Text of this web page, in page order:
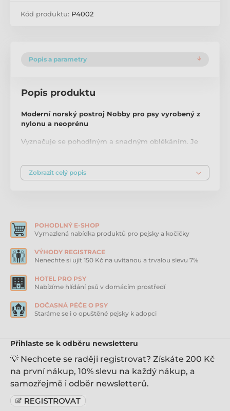
Kód produktu: P4002
Popis a parametry
Popis produktu
Moderní norský postroj Nobby pro psy vyrobený z
nylonu a neoprénu
Vyznačuje se pohodlným a snadným oblékáním. Je
především pohodlné očko na zádech pro snadnou
manipulaci se psem). Vrchní vrstva z nylonu vzhledově
Velikost:
šířka popruhů 25/35 mm
plynule nastavitelný obvod hrudníku 50-64 cm
barva černá
Neoprenová podšívkaje šetrná k srsti psa, ale také
ramen. Optimální pohodlí při nošení a také zajištění,
že psa při běhu postroj nedře a nevytrhává srst.
Snadné a rychlé nasazování postroje. Rychlé zapnutí
vodítka pomocí horního poutka. Norský postroj byl
vyvinut speciálně pro aktivní psy a chovatele psů, a
proto je ideální pro jízdu na kole nebo jogging.
Zobrazit celý popis
POHODLNÝ E-SHOP
Vymazlená nabídka produktů pro pejsky a kočičky
VÝHODY REGISTRACE
Nenechte si ujít 150 Kč na uvítanou a trvalou slevu 7%
HOTEL PRO PSY
Nabízíme hlídání psů v domácím prostředí
DOČASNÁ PÉČE O PSY
Staráme se i o opuštěné pejsky k adopci
Přihlaste se k odběru newsletteru
💡 Nechcete se raději registrovat? Získáte 200 Kč
na první nákup, 10% slevu na každý nákup, a
samozřejmě i odběr newsletterů.